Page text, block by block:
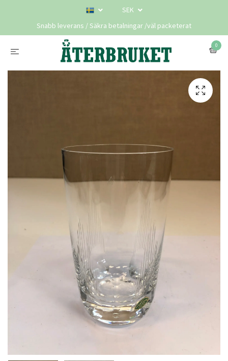
SEK
Snabb leverans / Säkra betalningar /väl packeterat
0